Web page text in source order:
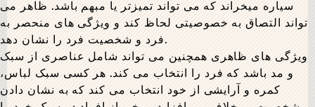
سیاره میخراند که می تواند تمیزتر یا مبهم باشد. ظاهر می
تواند التصاق به خصوصیتی لحاظ کند و ویژگی های منحصر به
فرد و شخصیت فرد را نشان دهد.
ویژگی های ظاهری همچنین می تواند شامل عناصری از سبک
و مد باشد که فرد را انتخاب می کند. هر کسی سبک لباس،
کمره و آرایشی از خود انتخاب می کند که به نشان دادن